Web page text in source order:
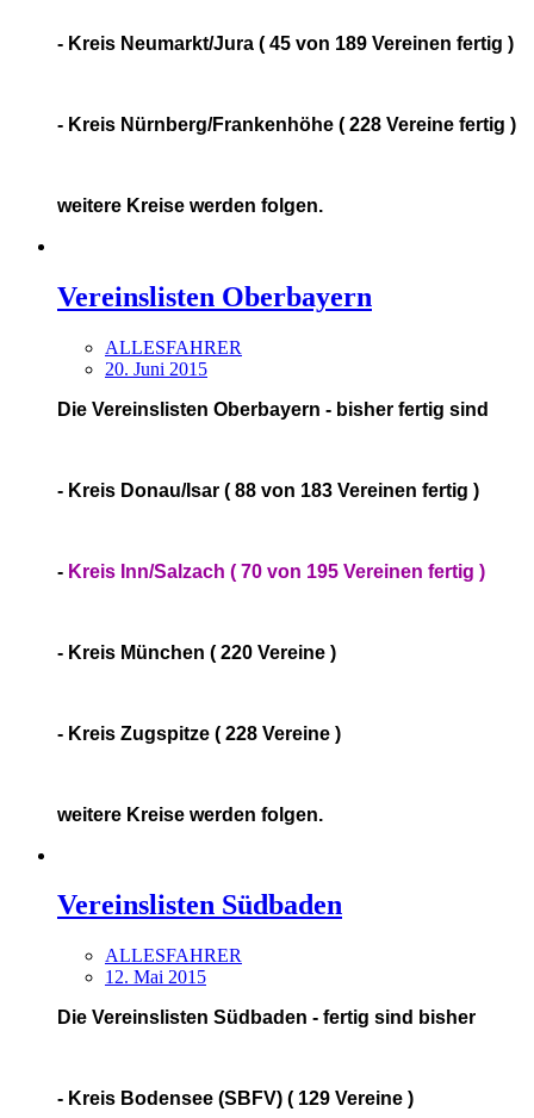
- Kreis Neumarkt/Jura ( 45 von 189 Vereinen fertig )
- Kreis Nürnberg/Frankenhöhe ( 228 Vereine fertig )
weitere Kreise werden folgen.
Vereinslisten Oberbayern
ALLESFAHRER
20. Juni 2015
Die Vereinslisten Oberbayern - bisher fertig sind
- Kreis Donau/Isar ( 88 von 183 Vereinen fertig )
- Kreis Inn/Salzach ( 70 von 195 Vereinen fertig )
- Kreis München ( 220 Vereine )
- Kreis Zugspitze ( 228 Vereine )
weitere Kreise werden folgen.
Vereinslisten Südbaden
ALLESFAHRER
12. Mai 2015
Die Vereinslisten Südbaden - fertig sind bisher
- Kreis Bodensee (SBFV) ( 129 Vereine )